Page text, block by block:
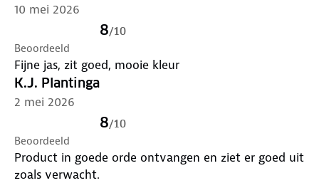
10 mei 2026
8/10
Beoordeeld
Fijne jas, zit goed, mooie kleur
K.J. Plantinga
2 mei 2026
8/10
Beoordeeld
Product in goede orde ontvangen en ziet er goed uit
zoals verwacht.